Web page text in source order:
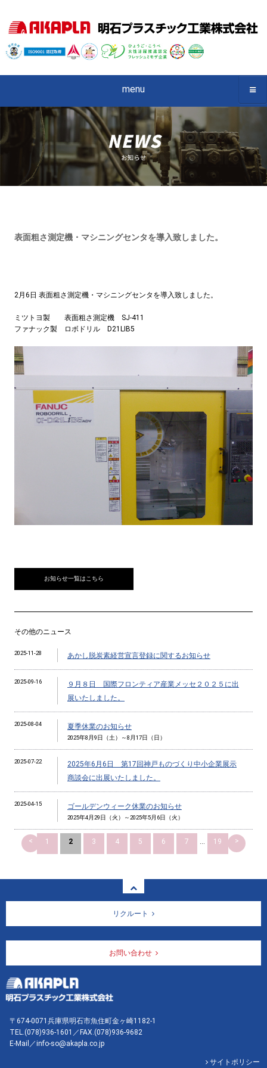
menu
表面粗さ測定機・マシニングセンタを導入致しました。
2月6日 表面粗さ測定機・マシニングセンタを導入致しました。
ミツトヨ製 表面粗さ測定機 SJ-411
ファナック製 ロボドリル D21LIB5
お知らせ一覧はこちら
その他のニュース
2025-11-28 あかし脱炭素経営宣言登録に関するお知らせ
2025-09-16
９月８日 国際フロンティア産業メッセ２０２５に出
展いたしました。
2025-08-04 夏季休業のお知らせ
2025年8月9日（土）～8月17日（日）
2025-07-22
2025年6月6日 第17回神戸ものづくり中小企業展示
商談会に出展いたしました。
2025-04-15 ゴールデンウィーク休業のお知らせ
2025年4月29日（火）～2025年5月6日（火）
< 1 2 3 4 5 6 7 19 >
リクルート
お問い合わせ
〒674-0071兵庫県明石市魚住町金ヶ崎1182-1
TEL.(078)936-1601 ／FAX.(078)936-9682
E-Mail／info-so@akapla.co.jp
サイトポリシー